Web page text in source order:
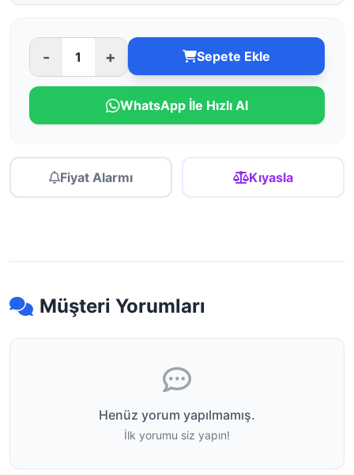
- + Sepete Ekle
WhatsApp İle Hızlı Al
Fiyat Alarmı Kıyasla
Müşteri Yorumları
Henüz yorum yapılmamış.
İlk yorumu siz yapın!